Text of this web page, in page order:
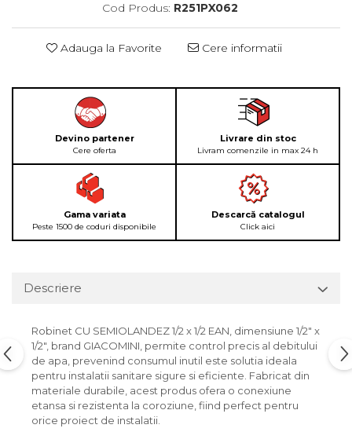
Cod Produs: R251PX062
Adauga la Favorite Cere informatii
Devino partener
Cere oferta
Livrare din stoc
Livram comenzile in max 24 h
Gama variata
Peste 1500 de coduri disponibile
Descarcă catalogul
Click aici
Descriere
Robinet CU SEMIOLANDEZ 1/2 x 1/2 EAN, dimensiune 1/2" x
1/2", brand GIACOMINI, permite control precis al debitului
de apa, prevenind consumul inutil este solutia ideala
pentru instalatii sanitare sigure si eficiente. Fabricat din
materiale durabile, acest produs ofera o conexiune
etansa si rezistenta la coroziune, fiind perfect pentru
orice proiect de instalatii.